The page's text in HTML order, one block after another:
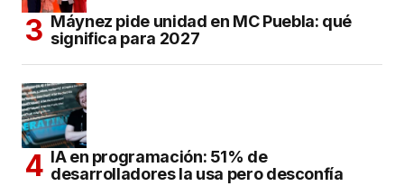
Máynez pide unidad en MC Puebla: qué
significa para 2027
IA en programación: 51% de
desarrolladores la usa pero desconfía